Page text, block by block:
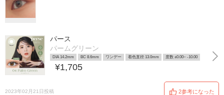
パース
パームグリーン
DIA 14.2mm BC 8.6mm ワンデー 着色直径 13.0mm 度数 ±0.00~ -10.00
¥1,705
2023年02月21日投稿 2参考になった